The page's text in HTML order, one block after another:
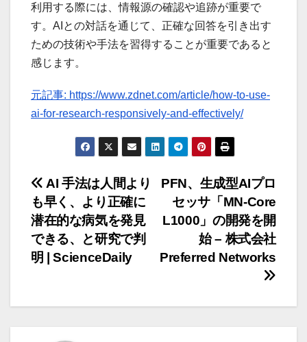
利用する際には、情報源の確認や追跡が重要で
す。AIとの対話を通じて、正確な回答を引き出す
ための技術や手法を習得することが重要であると
感じます。
元記事: https://www.zdnet.com/article/how-to-use-
ai-for-research-responsively-and-effectively/
投
稿
ナ
ビ
ゲ
PFN、生成型AIプロ
セッサ「MN-Core
L1000」の開発を開
始 – 株式会社
Preferred Networks
AI 手法は人間より
も早く、より正確に
潜在的な病気を発見
できる、と研究で判
明 | ScienceDaily